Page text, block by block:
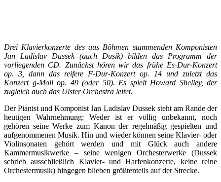
Drei Klavierkonzerte des aus Böhmen stammenden Komponisten
Jan Ladislav Dussek (auch Dusík) bilden das Programm der
vorliegenden CD. Zunächst hören wir das frühe Es-Dur-Konzert
op. 3, dann das reifere F-Dur-Konzert op. 14 und zuletzt das
Konzert g-Moll op. 49 (oder 50). Es spielt Howard Shelley, der
zugleich auch das Ulster Orchestra leitet.
Der Pianist und Komponist Jan Ladislav Dussek steht am Rande der
heutigen Wahrnehmung: Weder ist er völlig unbekannt, noch
gehören seine Werke zum Kanon der regelmäßig gespielten und
aufgenommenen Musik. Hin und wieder können seine Klavier- oder
Violinsonaten gehört werden und mit Glück auch andere
Kammermusikwerke – seine wenigen Orchesterwerke (Dussek
schrieb ausschließlich Klavier- und Harfenkonzerte, keine reine
Orchestermusik) hingegen blieben größtenteils auf der Strecke.